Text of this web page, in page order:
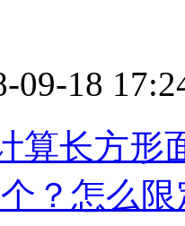
09-18
算长方形
？怎么